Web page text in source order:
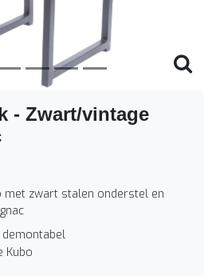
- Zwart/vintage
met zwart stalen onderstel en
Kubo